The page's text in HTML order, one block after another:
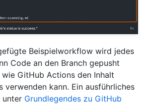
Beispielworkflow wird jedes
Code an den Branch gepusht
GitHub Actions den Inhalt
verwenden kann. Ein ausführliches
unter Grundlegendes zu GitHub